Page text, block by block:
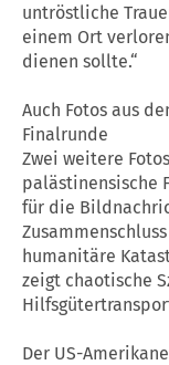
untröstliche
einem Ort
dienen sollte.“
Auch Fotos aus
Finalrunde
Zwei weitere
palästinensische
für die
humanitäre
zeigt chaotische
Der US-